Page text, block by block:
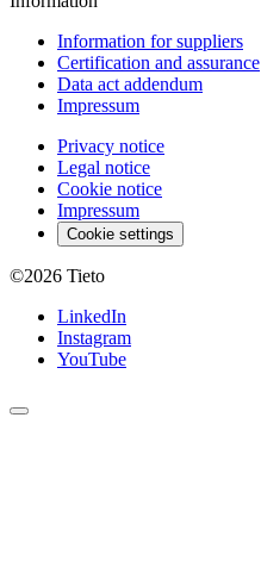
Information for suppliers
Certification and assurance
Data act addendum
Impressum
Privacy notice
Legal notice
Cookie notice
Impressum
Cookie settings
©2026 Tieto
LinkedIn
Instagram
YouTube